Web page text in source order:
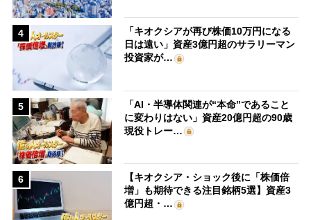
4
「キオクシアが再び株価10万円になる
日は遠い」資産3億円超のサラリーマン
投資家が…
5
「AI・半導体関連が“本命”であること
に変わりはない」資産20億円超の90歳
現役トレー…
6
【キオクシア・ショック後に「株価倍
増」も期待できる注目銘柄5選】資産3
億円超・…